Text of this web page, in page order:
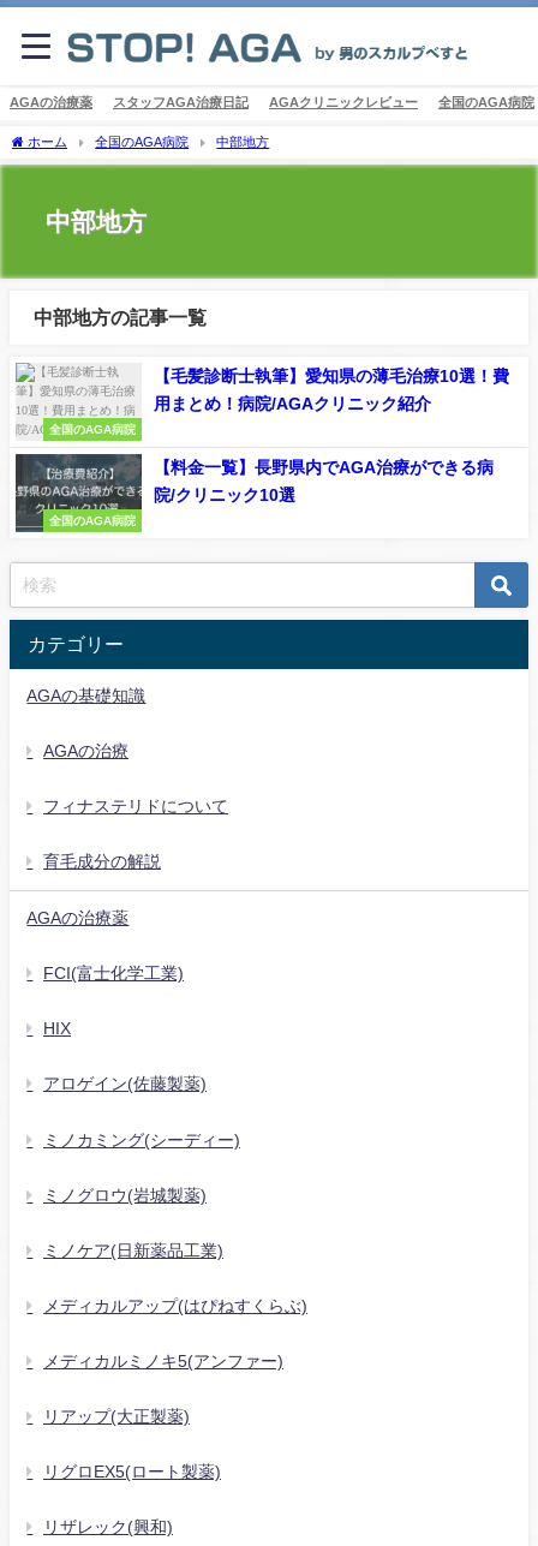
AGAの治療薬 スタッフAGA治療日記 AGAクリニックレビュー 全国のAGA病院
ホーム 全国のAGA病院 中部地方
中部地方
中部地方の記事一覧
全国のAGA病院
【毛髪診断士執筆】愛知県の薄毛治療10選！費
用まとめ！病院/AGAクリニック紹介
全国のAGA病院
【料金一覧】長野県内でAGA治療ができる病
院/クリニック10選
カテゴリー
AGAの基礎知識
AGAの治療
フィナステリドについて
育毛成分の解説
AGAの治療薬
FCI(富士化学工業)
HIX
アロゲイン(佐藤製薬)
ミノカミング(シーディー)
ミノグロウ(岩城製薬)
ミノケア(日新薬品工業)
メディカルアップ(はぴねすくらぶ)
メディカルミノキ5(アンファー)
リアップ(大正製薬)
リグロEX5(ロート製薬)
リザレック(興和)